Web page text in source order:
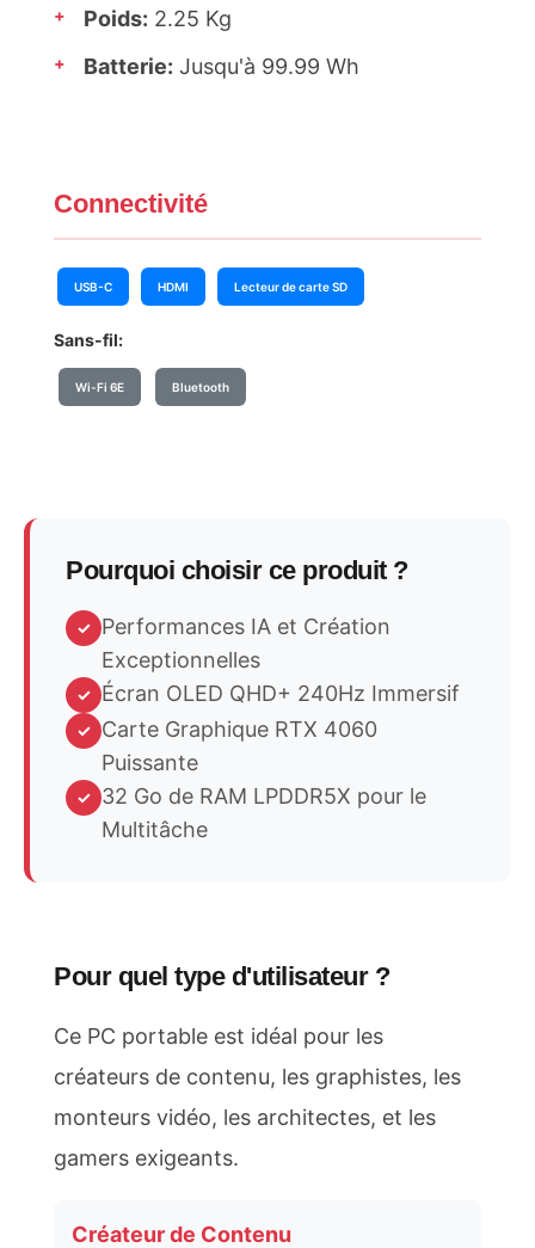
+ Poids: 2.25 Kg
+ Batterie: Jusqu'à 99.99 Wh
Connectivité
USB-C HDMI Lecteur de carte SD
Sans-fil:
Wi-Fi 6E Bluetooth
Pourquoi choisir ce produit ?
✓ Performances IA et Création
Exceptionnelles
✓ Écran OLED QHD+ 240Hz Immersif
✓ Carte Graphique RTX 4060
Puissante
✓ 32 Go de RAM LPDDR5X pour le
Multitâche
Pour quel type d'utilisateur ?
Ce PC portable est idéal pour les
créateurs de contenu, les graphistes, les
monteurs vidéo, les architectes, et les
gamers exigeants.
Créateur de Contenu